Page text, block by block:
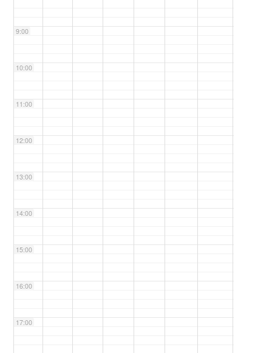
9:00
10:00
11:00
12:00
13:00
14:00
15:00
16:00
17:00